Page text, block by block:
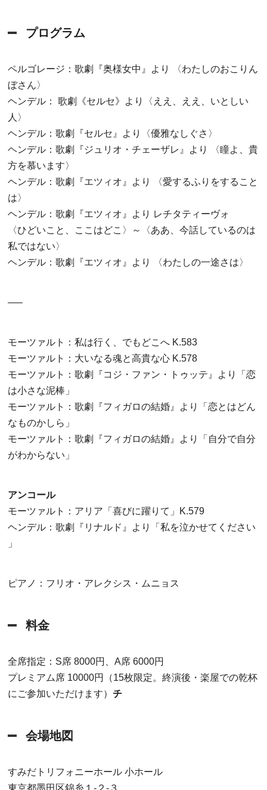
プログラム
ペルゴレージ：歌劇『奥様女中』より 〈わたしのおこりん
ぼさん〉
ヘンデル： 歌劇《セルセ》より〈ええ、ええ、いとしい
人〉
ヘンデル：歌劇『セルセ』より〈優雅なしぐさ〉
ヘンデル：歌劇『ジュリオ・チェーザレ』より 〈瞳よ、貴
方を慕います〉
ヘンデル：歌劇『エツィオ』より 〈愛するふりをすること
は〉
ヘンデル：歌劇『エツィオ』より レチタティーヴォ
〈ひどいこと、ここはどこ〉～〈ああ、今話しているのは
私ではない〉
ヘンデル：歌劇『エツィオ』より 〈わたしの一途さは〉
—–
モーツァルト：私は行く、でもどこへ K.583
モーツァルト：大いなる魂と高貴な心 K.578
モーツァルト：歌劇『コジ・ファン・トゥッテ』より「恋
は小さな泥棒」
モーツァルト：歌劇『フィガロの結婚』より「恋とはどん
なものかしら」
モーツァルト：歌劇『フィガロの結婚』より「自分で自分
がわからない」
アンコール
モーツァルト：アリア「喜びに躍りて」K.579
ヘンデル：歌劇『リナルド』より「私を泣かせてください
」
ピアノ：フリオ・アレクシス・ムニョス
料金
全席指定：S席 8000円、A席 6000円
プレミアム席 10000円（15枚限定。終演後・楽屋での乾杯
にご参加いただけます）チ
会場地図
すみだトリフォニーホール 小ホール
東京都墨田区錦糸１-２-３